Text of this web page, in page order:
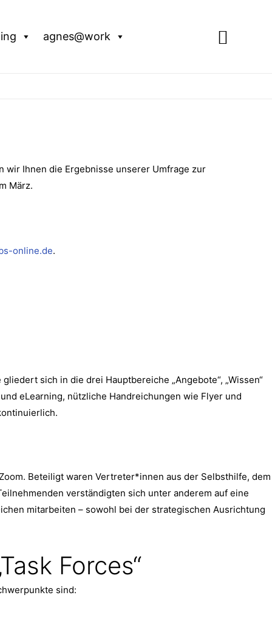
agnes@work Suche
wir Ihnen die Ergebnisse unserer Umfrage zur
März.
online.de.
sich in die drei Hauptbereiche „Angebote“, „Wissen“
eLearning, nützliche Handreichungen wie Flyer und
Beteiligt waren Vertreter*innen aus der Selbsthilfe, dem
verständigten sich unter anderem auf eine
mitarbeiten – sowohl bei der strategischen Ausrichtung
Forces“
sind: